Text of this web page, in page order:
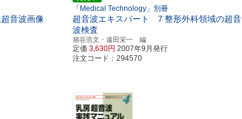
音波画像
「Medical Technology」別冊
超音波エキスパート 7 整形外科領域の超音
波検査
扇谷浩文・遠田栄一 編
定価3,630円 2007年9月発行
注文コード：294570